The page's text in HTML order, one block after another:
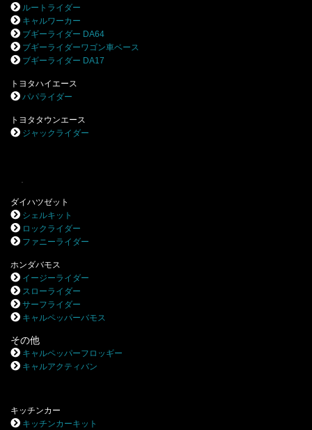
ルートライダー
キャルワーカー
ブギーライダー DA64
ブギーライダーワゴン車ベース
ブギーライダー DA17
トヨタハイエース
パパライダー
トヨタタウンエース
ジャックライダー
ダイハツゼット
シェルキット
ロックライダー
ファニーライダー
ホンダバモス
イージーライダー
スローライダー
サーフライダー
キャルペッパーバモス
その他
キャルペッパーフロッギー
キャルアクティバン
キッチンカー
キッチンカーキット